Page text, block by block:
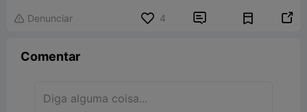
 Denunciar 4  
Comentar